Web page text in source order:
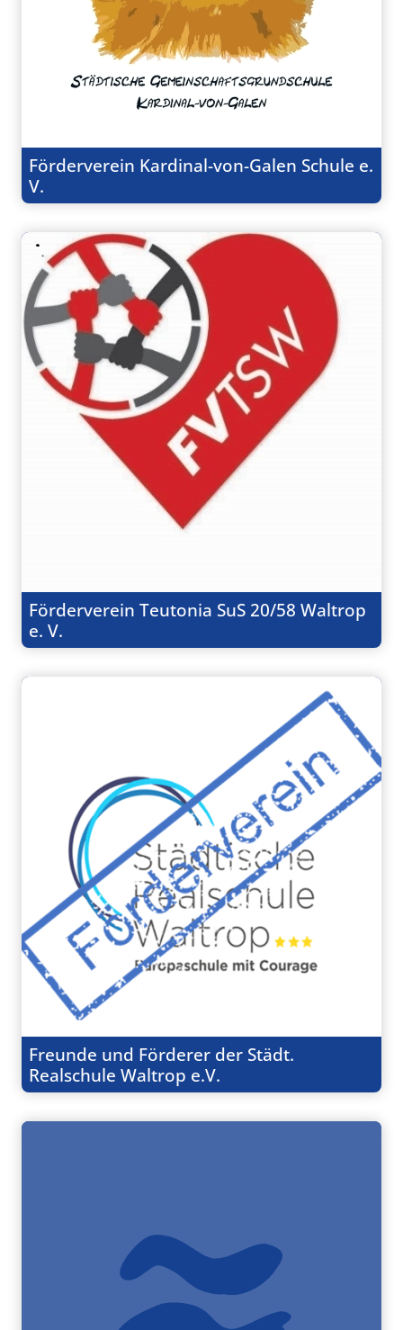
Förderverein Kardinal-von-Galen Schule e.
V.
Förderverein Teutonia SuS 20/58 Waltrop
e. V.
Freunde und Förderer der Städt.
Realschule Waltrop e.V.